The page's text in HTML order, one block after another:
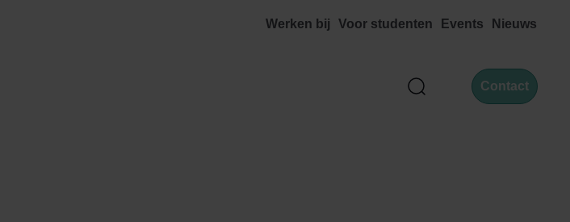
Werken bij Voor studenten Events Nieuws
Zoek Contact